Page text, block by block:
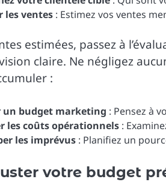
les ventes : Estimez vos ventes
estimées, passez à
claire. Ne négligez
:
un budget marketing : Pensez à
les coûts opérationnels :
les imprévus : Planifiez un
votre budget